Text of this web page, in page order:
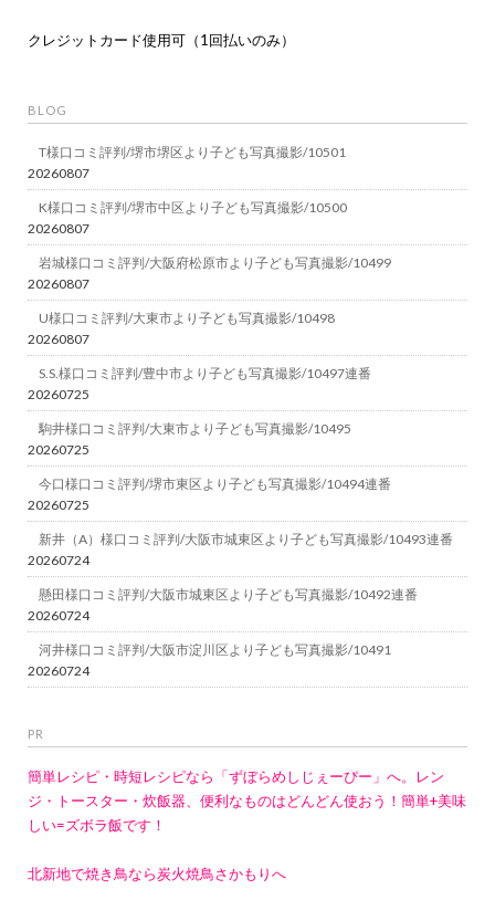
クレジットカード使用可（1回払いのみ）
BLOG
T様口コミ評判/堺市堺区より子ども写真撮影/10501
20260807
K様口コミ評判/堺市中区より子ども写真撮影/10500
20260807
岩城様口コミ評判/大阪府松原市より子ども写真撮影/10499
20260807
U様口コミ評判/大東市より子ども写真撮影/10498
20260807
S.S.様口コミ評判/豊中市より子ども写真撮影/10497連番
20260725
駒井様口コミ評判/大東市より子ども写真撮影/10495
20260725
今口様口コミ評判/堺市東区より子ども写真撮影/10494連番
20260725
新井（A）様口コミ評判/大阪市城東区より子ども写真撮影/10493連番
20260724
懸田様口コミ評判/大阪市城東区より子ども写真撮影/10492連番
20260724
河井様口コミ評判/大阪市淀川区より子ども写真撮影/10491
20260724
PR
簡単レシピ・時短レシピなら「ずぼらめしじぇーぴー」へ。レン
ジ・トースター・炊飯器、便利なものはどんどん使おう！簡単+美味
しい=ズボラ飯です！
北新地で焼き鳥なら炭火焼鳥さかもりへ